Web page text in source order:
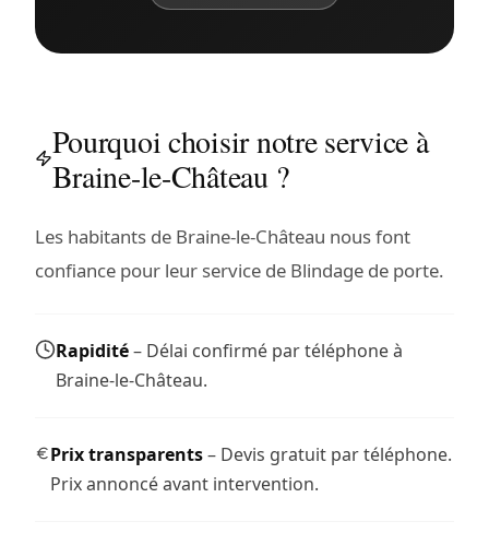
Pourquoi choisir notre service à
Braine-le-Château ?
Les habitants de Braine-le-Château nous font
confiance pour leur service de Blindage de porte.
Rapidité– Délai confirmé par téléphone à
Braine-le-Château.
Prix transparents– Devis gratuit par téléphone.
Prix annoncé avant intervention.